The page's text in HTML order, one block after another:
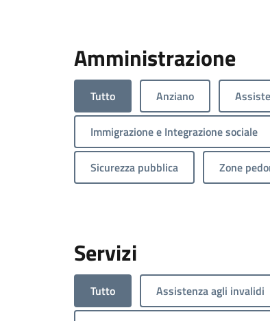
Amministrazione
Tutto Anziano
Immigrazione e Integrazione sociale
Sicurezza pubblica Zone
Servizi
Tutto Assistenza agli invalidi